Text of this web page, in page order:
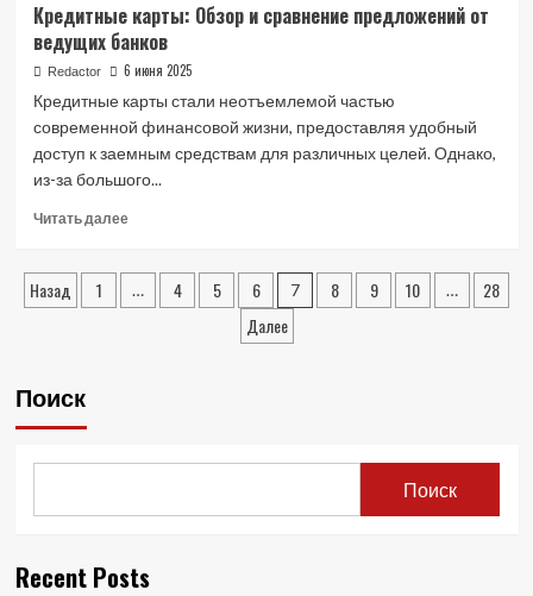
МКБ:
Обзор
и
предложений
Кредитные карты: Обзор и сравнение предложений от
ведущих банков
Redactor 6 июня 2025
Кредитные карты стали неотъемлемой частью
современной финансовой жизни, предоставляя удобный
доступ к заемным средствам для различных целей. Однако,
из-за большого...
Читать далееRead
Кредитные
карты:
банков
Пагинация
Назад 1 … 4 5 6 7 8 9 10 …
28
Далее
Поиск
Поиск
Recent Posts